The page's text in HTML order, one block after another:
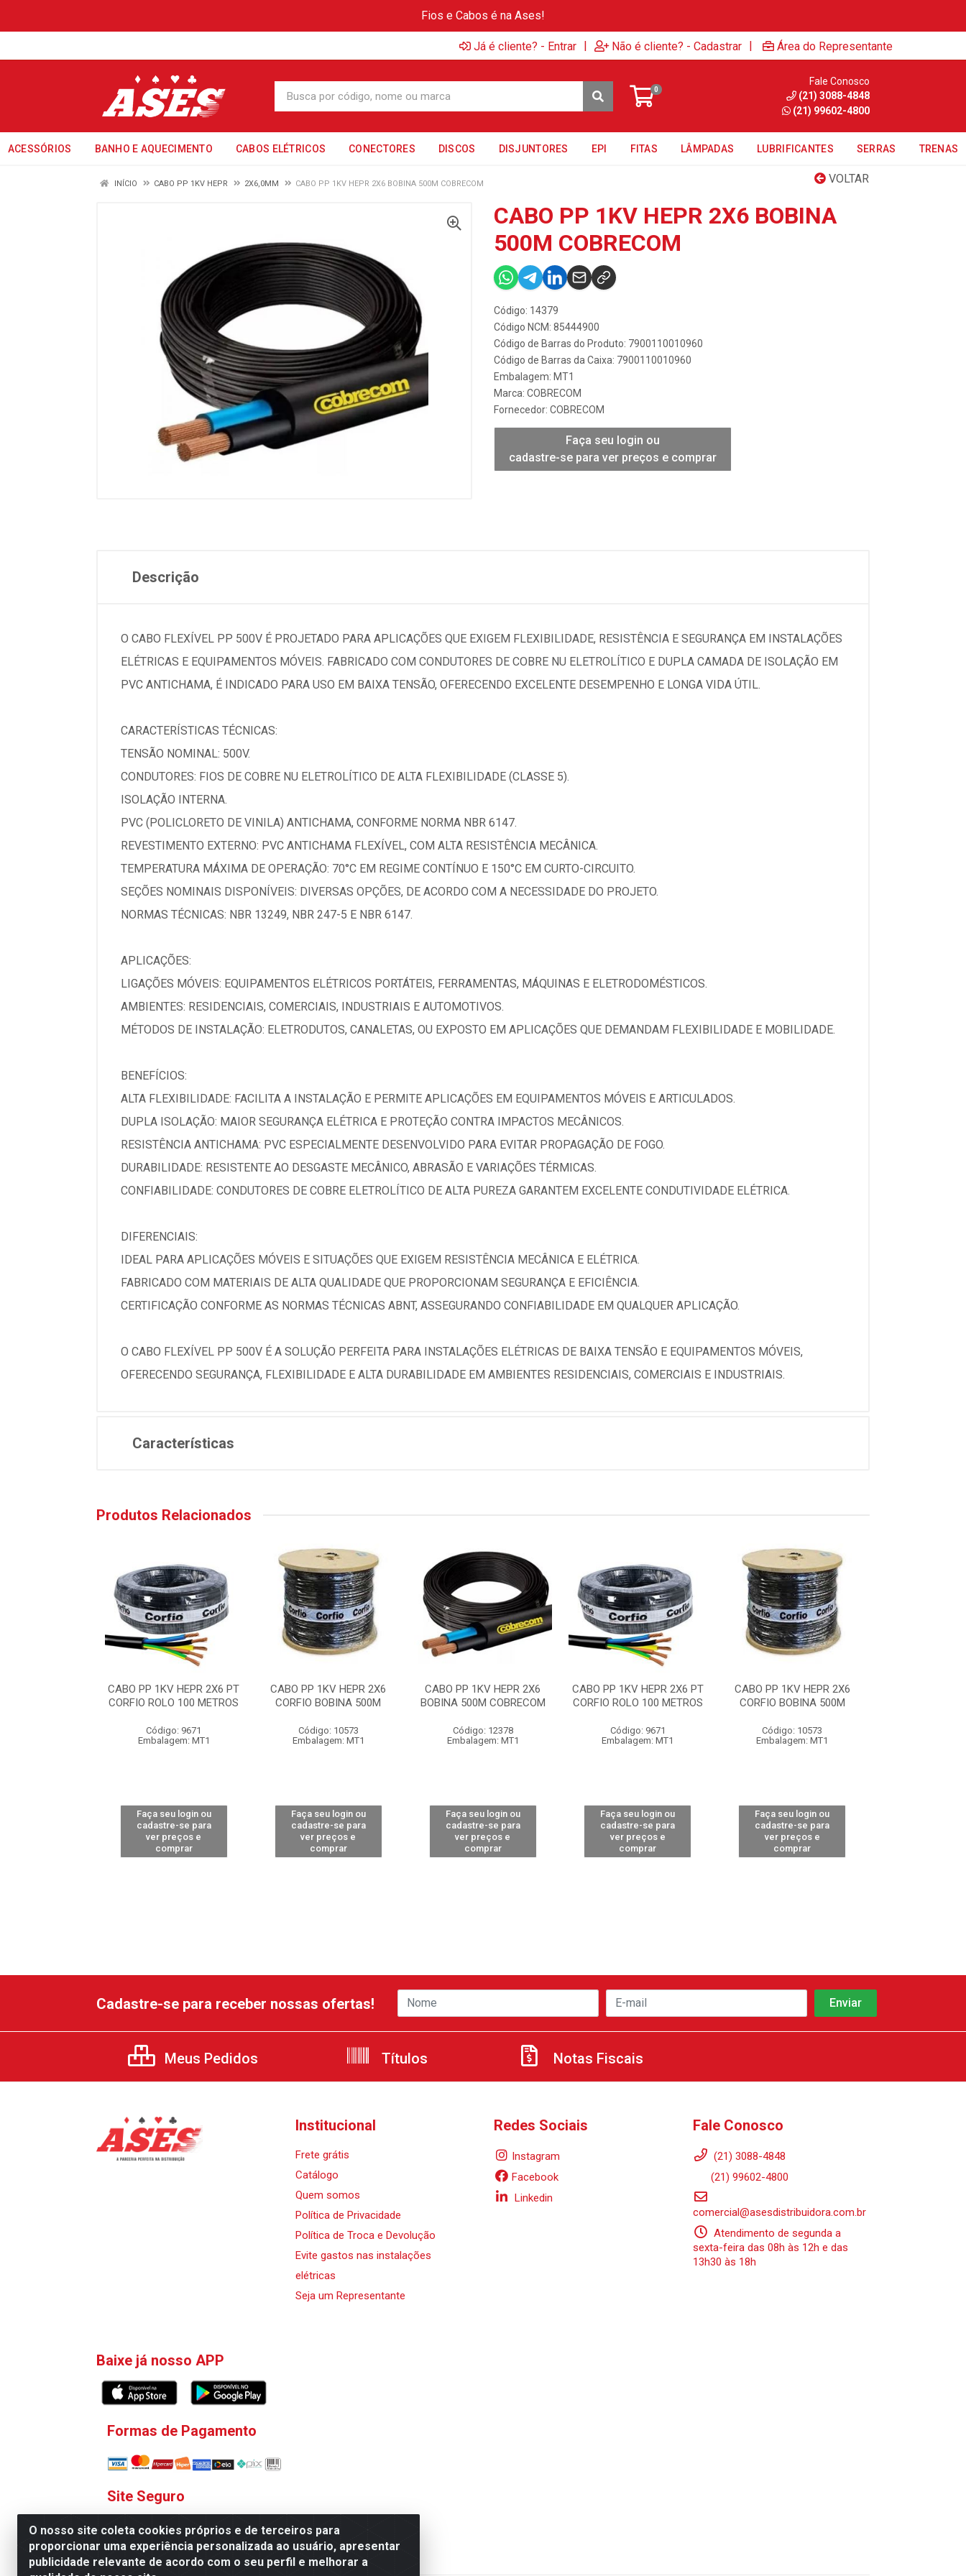
Fios e Cabos é na Ases!
Já é cliente? - Entrar | Não é cliente? - Cadastrar | Área do Representante
0
Fale Conosco
(21) 3088-4848
(21) 99602-4800
ACESSÓRIOS BANHO E AQUECIMENTO CABOS ELÉTRICOS CONECTORES DISCOS DISJUNTORES EPI FITAS LÂMPADAS LUBRIFICANTES SERRAS TRENAS
VOLTAR
INÍCIO CABO PP 1KV HEPR 2X6,0MM CABO PP 1KV HEPR 2X6 BOBINA 500M COBRECOM
CABO PP 1KV HEPR 2X6 BOBINA
500M COBRECOM
Código: 14379
Código NCM: 85444900
Código de Barras do Produto: 7900110010960
Código de Barras da Caixa: 7900110010960
Embalagem: MT1
Marca: COBRECOM
Fornecedor: COBRECOM
Faça seu login ou
cadastre-se para ver preços e comprar
Descrição
O CABO FLEXÍVEL PP 500V É PROJETADO PARA APLICAÇÕES QUE EXIGEM FLEXIBILIDADE, RESISTÊNCIA E SEGURANÇA EM INSTALAÇÕES
ELÉTRICAS E EQUIPAMENTOS MÓVEIS. FABRICADO COM CONDUTORES DE COBRE NU ELETROLÍTICO E DUPLA CAMADA DE ISOLAÇÃO EM
PVC ANTICHAMA, É INDICADO PARA USO EM BAIXA TENSÃO, OFERECENDO EXCELENTE DESEMPENHO E LONGA VIDA ÚTIL.
CARACTERÍSTICAS TÉCNICAS:
TENSÃO NOMINAL: 500V.
CONDUTORES: FIOS DE COBRE NU ELETROLÍTICO DE ALTA FLEXIBILIDADE (CLASSE 5).
ISOLAÇÃO INTERNA.
PVC (POLICLORETO DE VINILA) ANTICHAMA, CONFORME NORMA NBR 6147.
REVESTIMENTO EXTERNO: PVC ANTICHAMA FLEXÍVEL, COM ALTA RESISTÊNCIA MECÂNICA.
TEMPERATURA MÁXIMA DE OPERAÇÃO: 70°C EM REGIME CONTÍNUO E 150°C EM CURTO-CIRCUITO.
SEÇÕES NOMINAIS DISPONÍVEIS: DIVERSAS OPÇÕES, DE ACORDO COM A NECESSIDADE DO PROJETO.
NORMAS TÉCNICAS: NBR 13249, NBR 247-5 E NBR 6147.
APLICAÇÕES:
LIGAÇÕES MÓVEIS: EQUIPAMENTOS ELÉTRICOS PORTÁTEIS, FERRAMENTAS, MÁQUINAS E ELETRODOMÉSTICOS.
AMBIENTES: RESIDENCIAIS, COMERCIAIS, INDUSTRIAIS E AUTOMOTIVOS.
MÉTODOS DE INSTALAÇÃO: ELETRODUTOS, CANALETAS, OU EXPOSTO EM APLICAÇÕES QUE DEMANDAM FLEXIBILIDADE E MOBILIDADE.
BENEFÍCIOS:
ALTA FLEXIBILIDADE: FACILITA A INSTALAÇÃO E PERMITE APLICAÇÕES EM EQUIPAMENTOS MÓVEIS E ARTICULADOS.
DUPLA ISOLAÇÃO: MAIOR SEGURANÇA ELÉTRICA E PROTEÇÃO CONTRA IMPACTOS MECÂNICOS.
RESISTÊNCIA ANTICHAMA: PVC ESPECIALMENTE DESENVOLVIDO PARA EVITAR PROPAGAÇÃO DE FOGO.
DURABILIDADE: RESISTENTE AO DESGASTE MECÂNICO, ABRASÃO E VARIAÇÕES TÉRMICAS.
CONFIABILIDADE: CONDUTORES DE COBRE ELETROLÍTICO DE ALTA PUREZA GARANTEM EXCELENTE CONDUTIVIDADE ELÉTRICA.
DIFERENCIAIS:
IDEAL PARA APLICAÇÕES MÓVEIS E SITUAÇÕES QUE EXIGEM RESISTÊNCIA MECÂNICA E ELÉTRICA.
FABRICADO COM MATERIAIS DE ALTA QUALIDADE QUE PROPORCIONAM SEGURANÇA E EFICIÊNCIA.
CERTIFICAÇÃO CONFORME AS NORMAS TÉCNICAS ABNT, ASSEGURANDO CONFIABILIDADE EM QUALQUER APLICAÇÃO.
O CABO FLEXÍVEL PP 500V É A SOLUÇÃO PERFEITA PARA INSTALAÇÕES ELÉTRICAS DE BAIXA TENSÃO E EQUIPAMENTOS MÓVEIS,
OFERECENDO SEGURANÇA, FLEXIBILIDADE E ALTA DURABILIDADE EM AMBIENTES RESIDENCIAIS, COMERCIAIS E INDUSTRIAIS.
Características
Produtos Relacionados
CABO PP 1KV HEPR 2X6 PT
CORFIO ROLO 100 METROS
Código: 9671
Embalagem: MT1
Faça seu login ou
cadastre-se para
ver preços e
comprar
CABO PP 1KV HEPR 2X6
CORFIO BOBINA 500M
Código: 10573
Embalagem: MT1
Faça seu login ou
cadastre-se para
ver preços e
comprar
CABO PP 1KV HEPR 2X6
BOBINA 500M COBRECOM
Código: 12378
Embalagem: MT1
Faça seu login ou
cadastre-se para
ver preços e
comprar
CABO PP 1KV HEPR 2X6 PT
CORFIO ROLO 100 METROS
Código: 9671
Embalagem: MT1
Faça seu login ou
cadastre-se para
ver preços e
comprar
CABO PP 1KV HEPR 2X6
CORFIO BOBINA 500M
Código: 10573
Embalagem: MT1
Faça seu login ou
cadastre-se para
ver preços e
comprar
O nosso site coleta cookies próprios e de terceiros para
proporcionar uma experiência personalizada ao usuário, apresentar
publicidade relevante de acordo com o seu perfil e melhorar a
Cadastre-se para receber nossas ofertas!
Meus Pedidos Títulos Notas Fiscais
Institucional
Frete grátis
Catálogo
Quem somos
Política de Privacidade
Política de Troca e Devolução
Evite gastos nas instalações
elétricas
Seja um Representante
Redes Sociais
Instagram
Facebook
Linkedin
Fale Conosco
(21) 3088-4848
(21) 99602-4800
comercial@asesdistribuidora.com.br
Atendimento de segunda a
sexta-feira das 08h às 12h e das
13h30 às 18h
Baixe já nosso APP
Formas de Pagamento
Site Seguro